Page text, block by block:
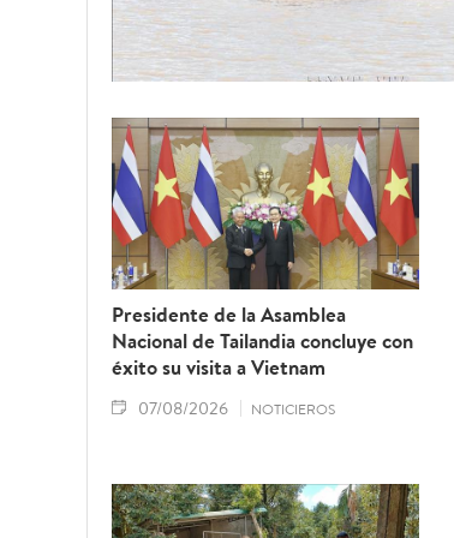
Presidente de la Asamblea
Nacional de Tailandia concluye con
éxito su visita a Vietnam
07/08/2026 NOTICIEROS